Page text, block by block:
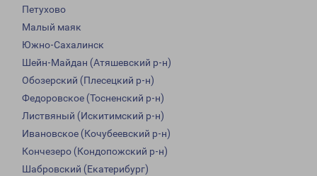
Петухово
Малый маяк
Южно-Сахалинск
Шейн-Майдан (Атяшевский р-н)
Обозерский (Плесецкий р-н)
Федоровское (Тосненский р-н)
Листвяный (Искитимский р-н)
Ивановское (Кочубеевский р-н)
Кончезеро (Кондопожский р-н)
Шабровский (Екатерибург)